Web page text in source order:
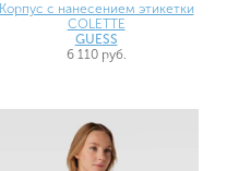
Корпус с нанесением этикетки
COLETTE
GUESS
6 110 руб.